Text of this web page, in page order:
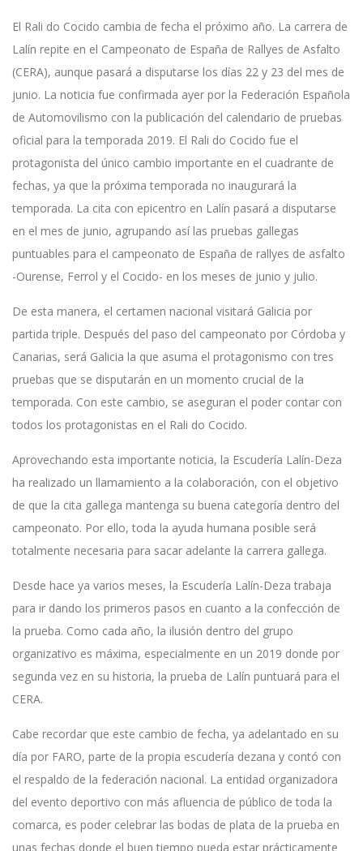
El Rali do Cocido cambia de fecha el próximo año. La carrera de
Lalín repite en el Campeonato de España de Rallyes de Asfalto
(CERA), aunque pasará a disputarse los días 22 y 23 del mes de
junio. La noticia fue confirmada ayer por la Federación Española
de Automovilismo con la publicación del calendario de pruebas
oficial para la temporada 2019. El Rali do Cocido fue el
protagonista del único cambio importante en el cuadrante de
fechas, ya que la próxima temporada no inaugurará la
temporada. La cita con epicentro en Lalín pasará a disputarse
en el mes de junio, agrupando así las pruebas gallegas
puntuables para el campeonato de España de rallyes de asfalto
-Ourense, Ferrol y el Cocido- en los meses de junio y julio.
De esta manera, el certamen nacional visitará Galicia por
partida triple. Después del paso del campeonato por Córdoba y
Canarias, será Galicia la que asuma el protagonismo con tres
pruebas que se disputarán en un momento crucial de la
temporada. Con este cambio, se aseguran el poder contar con
todos los protagonistas en el Rali do Cocido.
Aprovechando esta importante noticia, la Escudería Lalín-Deza
ha realizado un llamamiento a la colaboración, con el objetivo
de que la cita gallega mantenga su buena categoría dentro del
campeonato. Por ello, toda la ayuda humana posible será
totalmente necesaria para sacar adelante la carrera gallega.
Desde hace ya varios meses, la Escudería Lalín-Deza trabaja
para ir dando los primeros pasos en cuanto a la confección de
la prueba. Como cada año, la ilusión dentro del grupo
organizativo es máxima, especialmente en un 2019 donde por
segunda vez en su historia, la prueba de Lalín puntuará para el
CERA.
Cabe recordar que este cambio de fecha, ya adelantado en su
día por FARO, parte de la propia escudería dezana y contó con
el respaldo de la federación nacional. La entidad organizadora
del evento deportivo con más afluencia de público de toda la
comarca, es poder celebrar las bodas de plata de la prueba en
unas fechas donde el buen tiempo pueda estar prácticamente